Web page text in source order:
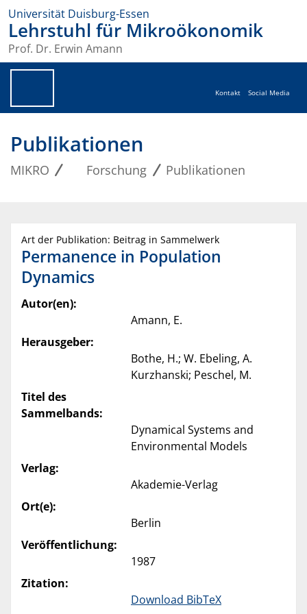
Universität Duisburg-Essen
Lehrstuhl für Mikroökonomik
Prof. Dr. Erwin Amann
Kontakt Social Media
Publikationen
MIKRO Forschung Publikationen
Art der Publikation: Beitrag in Sammelwerk
Permanence in Population
Dynamics
Autor(en):
Amann, E.
Herausgeber:
Bothe, H.; W. Ebeling, A.
Kurzhanski; Peschel, M.
Titel des
Sammelbands:
Dynamical Systems and
Environmental Models
Verlag:
Akademie-Verlag
Ort(e):
Berlin
Veröffentlichung:
1987
Zitation:
Download BibTeX